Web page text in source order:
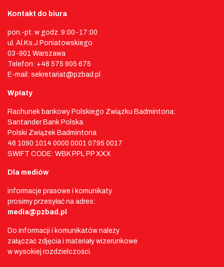
Kontakt do biura
pon.-pt. w godz. 9:00-17:00
ul. Al.Ks.J Poniatowskiego
03-901 Warszawa
Telefon: +48 575 905 675
E-mail: sekretariat@pzbad.pl
Wpłaty
Rachunek bankowy Polskiego Związku Badmintona:
Santander Bank Polska
Polski Związek Badmintona
46 1090 1014 0000 0001 0795 0017
SWIFT CODE: WBK PPL PP XXX
Dla mediów
informacje prasowe i komunikaty
prosimy przesyłać na adres:
media@pzbad.pl
Do informacji i komunikatów należy
załączać zdjęcia i materiały wizerunkowe
w wysokiej rozdzielczości.